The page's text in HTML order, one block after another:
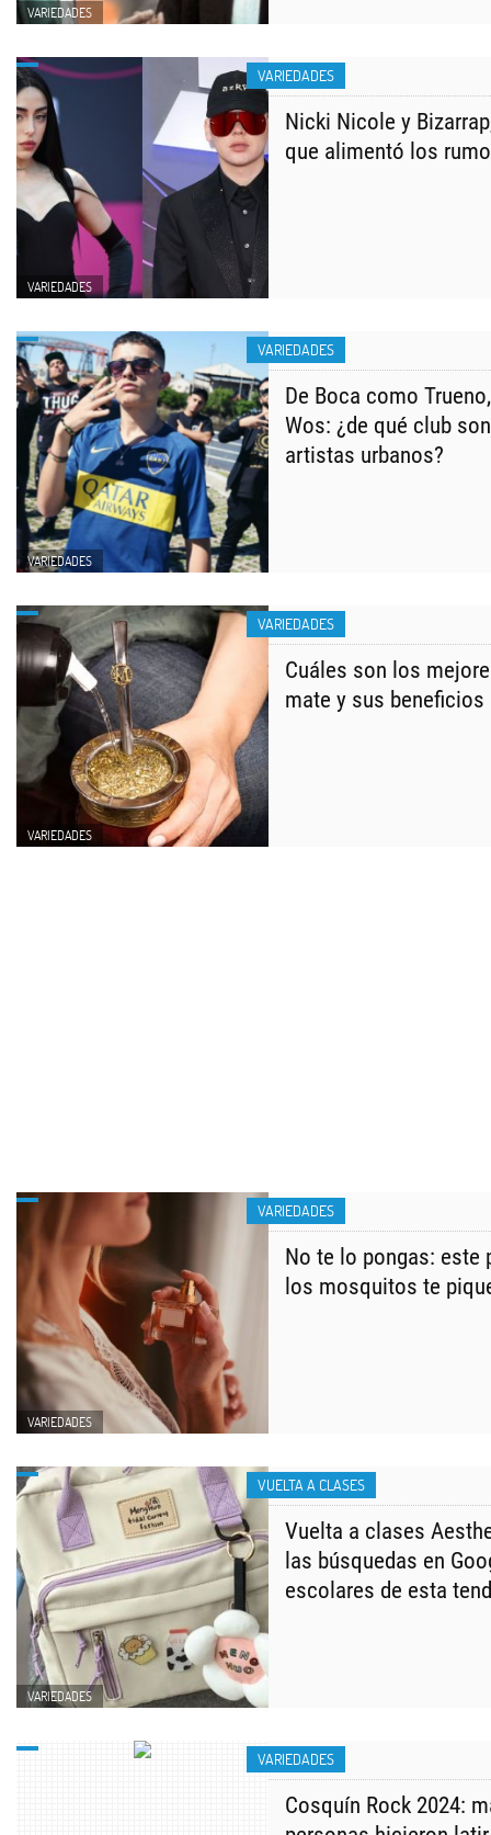
VARIEDADES
VARIEDADES
VARIEDADES
Nicki Nicole y
que alimentó los
VARIEDADES
VARIEDADES
De Boca como
Wos: ¿de qué club
artistas urbanos?
VARIEDADES
VARIEDADES
Cuáles son los
mate y sus beneficios
VARIEDADES
VARIEDADES
No te lo pongas: este
los mosquitos te
VUELTA A CLASES
VARIEDADES
Vuelta a clases
las búsquedas en
escolares de esta
VARIEDADES
Cosquín Rock 2024: